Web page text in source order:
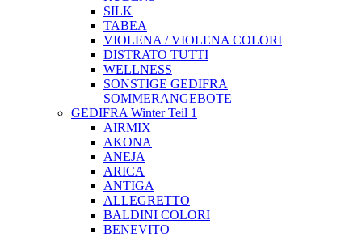
SILK
TABEA
VIOLENA / VIOLENA COLORI
DISTRATO TUTTI
WELLNESS
SONSTIGE GEDIFRA
SOMMERANGEBOTE
GEDIFRA Winter Teil 1
AIRMIX
AKONA
ANEJA
ARICA
ANTIGA
ALLEGRETTO
BALDINI COLORI
BENEVITO